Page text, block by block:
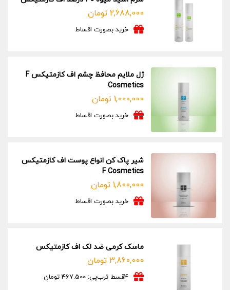
2,688,000 تومان
خرید بصورت اقساط
ژل ملایم محافظ چشم اف کازمتیکس F
Cosmetics
1,000,000 تومان
خرید بصورت اقساط
شیر پاک کن انواع پوست اف کازمتیکس
F Cosmetics
1,800,000 تومان
خرید بصورت اقساط
ماسک کرمی ضد لک اف کازمتیکس
3,860,000 تومان
4قسط ترب‌پی: 467.500 تومان